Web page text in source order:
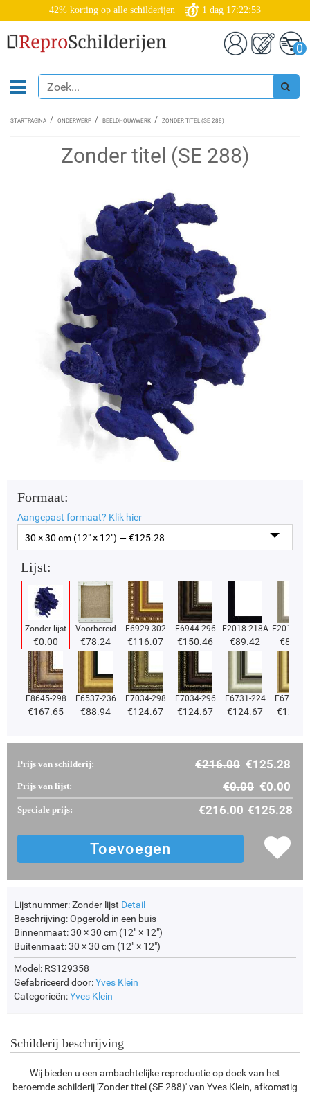
42% korting op alle schilderijen 1 dag 17:22:52
0
STARTPAGINA ONDERWERP BEELDHOUWWERK ZONDER TITEL (SE 288)
Zonder titel (SE 288)
Formaat:
Aangepast formaat? Klik hier
30 × 30 cm (12" × 12") — €125.28
Lijst:
Zonder lijst
€0.00
Voorbereid
€78.24
F6929-302
€116.07
F6944-296
€150.46
F2018-218A
€89.42
F2018-
€89.42
F8645-298
€167.65
F6537-236
€88.94
F7034-298
€124.67
F7034-296
€124.67
F6731-224
€124.67
F6731-
€
Prijs van schilderij: €216.00 €125.28
Prijs van lijst: €0.00 €0.00
Speciale prijs: €216.00 €125.28
Lijstnummer:Zonder lijst Detail
Beschrijving:Opgerold in een buis
Binnenmaat:30 × 30 cm (12" × 12")
Buitenmaat:30 × 30 cm (12" × 12")
Model: RS129358
Gefabriceerd door:Yves Klein
Categorieën:Yves Klein
Schilderij beschrijving
Wij bieden u een ambachtelijke reproductie op doek van het
beroemde schilderij 'Zonder titel (SE 288)' van Yves Klein, afkomstig